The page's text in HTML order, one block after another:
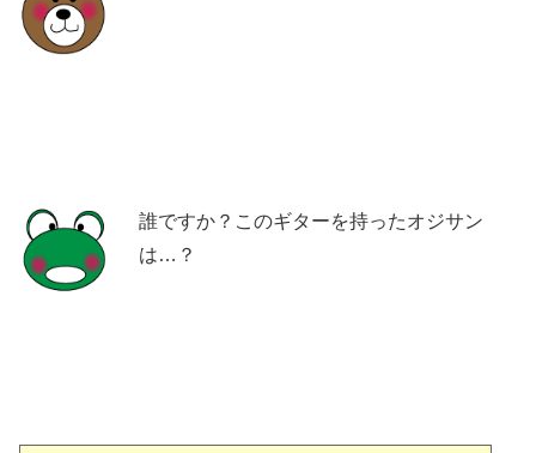
誰ですか？このギターを持ったオジサン
は…？